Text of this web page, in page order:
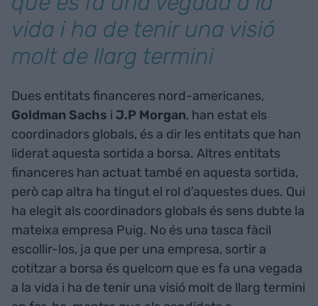
vida i ha de tenir una visió
molt de llarg termini
Dues entitats financeres nord-americanes,
Goldman Sachs i J.P Morgan, han estat els
coordinadors globals, és a dir les entitats que han
liderat aquesta sortida a borsa. Altres entitats
financeres han actuat també en aquesta sortida,
però cap altra ha tingut el rol d’aquestes dues. Qui
ha elegit als coordinadors globals és sens dubte la
mateixa empresa Puig. No és una tasca fàcil
escollir-los, ja que per una empresa, sortir a
cotitzar a borsa és quelcom que es fa una vegada
a la vida i ha de tenir una visió molt de llarg termini